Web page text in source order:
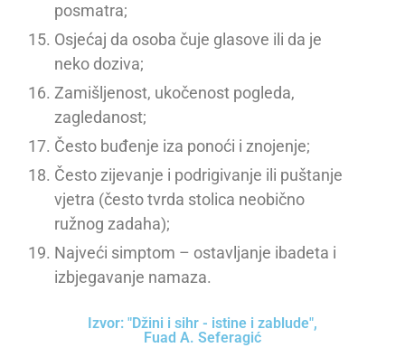
posmatra;
Osjećaj da osoba čuje glasove ili da je
neko doziva;
Zamišljenost, ukočenost pogleda,
zagledanost;
Često buđenje iza ponoći i znojenje;
Često zijevanje i podrigivanje ili puštanje
vjetra (često tvrda stolica neobično
ružnog zadaha);
Najveći simptom – ostavljanje ibadeta i
izbjegavanje namaza.
Izvor: "Džini i sihr - istine i zablude",
Fuad A. Seferagić